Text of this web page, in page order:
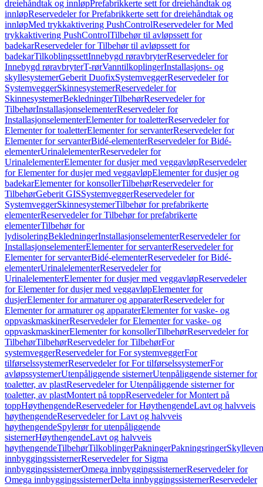
dreiehåndtak og innløpPrefabrikkerte sett for dreiehåndtak og
innløpReservedeler for Prefabrikkerte sett for dreiehåndtak og
innløpMed trykkaktivering PushControlReservedeler for Med
trykkaktivering PushControlTilbehør til avløpssett for
badekarReservedeler for Tilbehør til avløpssett for
badekarTilkoblingssettInnebygd røravbryterReservedeler for
Innebygd røravbryterT-rørVanntilkoplingerInstallasjons- og
skyllesystemerGeberit DuofixSystemveggerReservedeler for
SystemveggerSkinnesystemerReservedeler for
SkinnesystemerBekledningerTilbehørReservedeler for
TilbehørInstallasjonselementerReservedeler for
InstallasjonselementerElementer for toaletterReservedeler for
Elementer for toaletterElementer for servanterReservedeler for
Elementer for servanterBidé-elementerReservedeler for Bidé-
elementerUrinalelementerReservedeler for
UrinalelementerElementer for dusjer med veggavløpReservedeler
for Elementer for dusjer med veggavløpElementer for dusjer og
badekarElementer for konsollerTilbehørReservedeler for
TilbehørGeberit GISSystemveggerReservedeler for
SystemveggerSkinnesystemerTilbehør for prefabrikerte
elementerReservedeler for Tilbehør for prefabrikerte
elementerTilbehør for
lydisoleringBekledningerInstallasjonselementerReservedeler for
InstallasjonselementerElementer for servanterReservedeler for
Elementer for servanterBidé-elementerReservedeler for Bidé-
elementerUrinalelementerReservedeler for
UrinalelementerElementer for dusjer med veggavløpReservedeler
for Elementer for dusjer med veggavløpElementer for
dusjerElementer for armaturer og apparaterReservedeler for
Elementer for armaturer og apparaterElementer for vaske- og
oppvaskmaskinerReservedeler for Elementer for vaske- og
oppvaskmaskinerElementer for konsollerTilbehørReservedeler for
TilbehørTilbehørReservedeler for TilbehørFor
systemveggerReservedeler for For systemveggerFor
tilførselssystemerReservedeler for For tilførselssystemerFor
avløpssystemerUtenpåliggende sisternerUtenpåliggende sisterner for
toaletter, av plastReservedeler for Utenpåliggende sisterner for
toaletter, av plastMontert på toppReservedeler for Montert på
toppHøythengendeReservedeler for HøythengendeLavt og halvveis
høythengendeReservedeler for Lavt og halvveis
høythengendeSpylerør for utenpåliggende
sisternerHøythengendeLavt og halvveis
høythengendeTilbehørTilkoblingerPakningerPakningsringer
innbyggingssisternerReservedeler for Sigma
innbyggingssisternerOmega innbyggingssisternerReservedeler for
Omega innbyggingssisternerDelta innbyggingssisternerReservedeler